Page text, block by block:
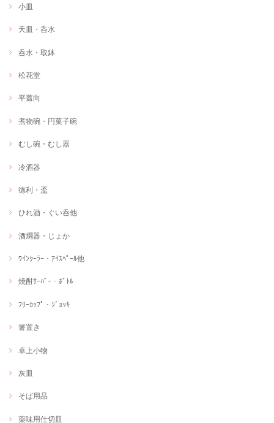
小皿
天皿・呑水
呑水・取鉢
松花堂
平蓋向
煮物碗・円菓子碗
むし碗・むし器
冷酒器
徳利・盃
ひれ酒・ぐい呑他
酒燗器・じょか
ﾜｲﾝｸｰﾗｰ・ｱｲｽﾍﾟｰﾙ他
焼酎ｻｰﾊﾞｰ・ﾎﾞﾄﾙ
ﾌﾘｰｶｯﾌﾟ・ｼﾞｮｯｷ
箸置き
卓上小物
灰皿
そば用品
薬味用仕切皿